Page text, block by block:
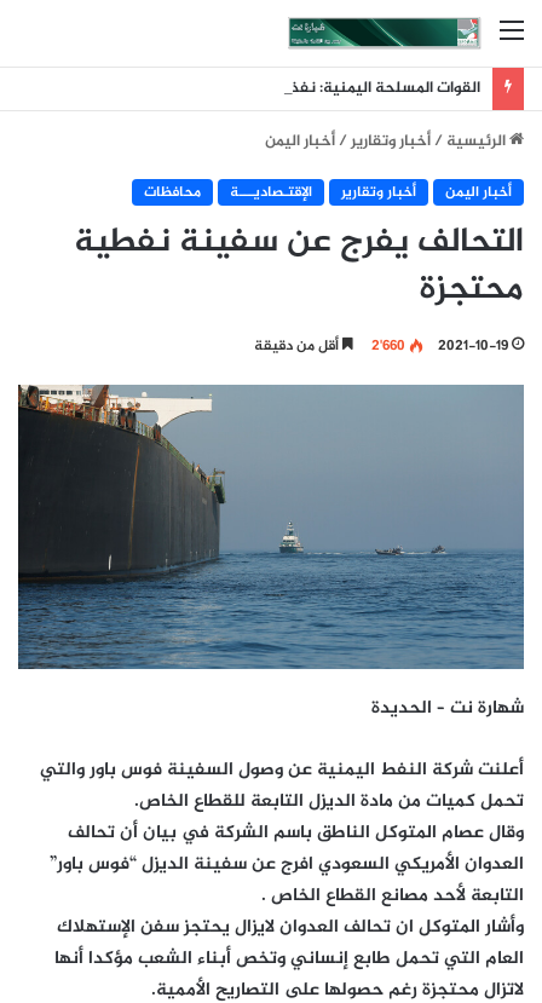
القائمة
الرئيسية/أخبار وتقارير/أخبار اليمن
أخبار اليمن أخبار وتقارير اﻹقتـصاديـــة محافظات
التحالف يفرج عن سفينة نفطية
محتجزة
2021-10-19 2٬660 أقل من دقيقة
شهارة نت – الحديدة
أعلنت شركة النفط اليمنية عن وصول السفينة فوس باور والتي
تحمل كميات من مادة الديزل التابعة للقطاع الخاص.
وقال عصام المتوكل الناطق باسم الشركة في بيان أن تحالف
العدوان الأمريكي السعودي افرج عن سفينة الديزل “فوس باور”
التابعة لأحد مصانع القطاع الخاص .
وأشار المتوكل ان تحالف العدوان لايزال يحتجز سفن الإستهلاك
العام التي تحمل طابع إنساني وتخص أبناء الشعب مؤكدا أنها
لاتزال محتجزة رغم حصولها على التصاريح الأممية.